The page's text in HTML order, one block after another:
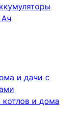
и дачи с
котлов и дома